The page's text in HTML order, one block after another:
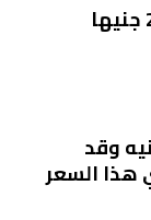
وصعد سعر الذهب عيار 24 إلى 2086 جنيها
الذهب إلى 14600 جنيه وقد
هذا السعر